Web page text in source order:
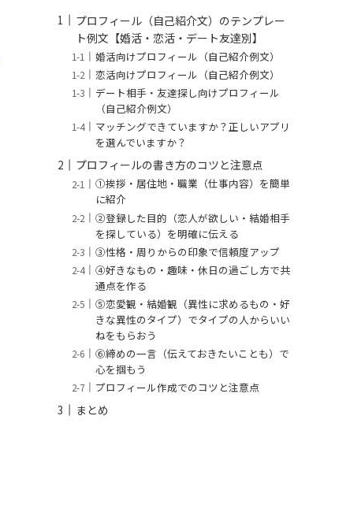
プロフィール（自己紹介文）のテンプレー
ト例文【婚活・恋活・デート友達別】
婚活向けプロフィール（自己紹介例文）
恋活向けプロフィール（自己紹介例文）
デート相手・友達探し向けプロフィール
（自己紹介例文）
マッチングできていますか？正しいアプリ
を選んでいますか？
プロフィールの書き方のコツと注意点
①挨拶・居住地・職業（仕事内容）を簡単
に紹介
②登録した目的（恋人が欲しい・結婚相手
を探している）を明確に伝える
③性格・周りからの印象で信頼度アップ
④好きなもの・趣味・休日の過ごし方で共
通点を作る
➄恋愛観・結婚観（異性に求めるもの・好
きな異性のタイプ）でタイプの人からいい
ねをもらおう
⑥締めの一言（伝えておきたいことも）で
心を掴もう
プロフィール作成でのコツと注意点
まとめ